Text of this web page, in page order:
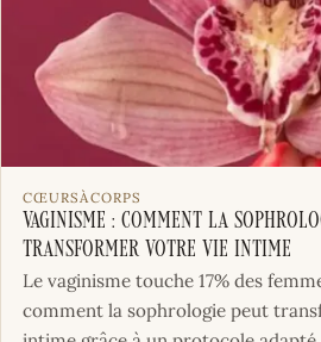
CŒURSÀCORPS
Vaginisme : Comment la
Transformer votre Vie Intime
Le vaginisme touche 17% des
comment la sophrologie peut